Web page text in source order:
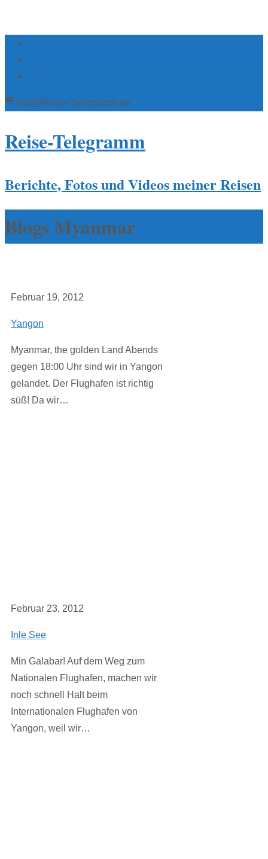
Info@Reise-Telegramm.de
Reise-Telegramm
Berichte, Fotos und Videos meiner Reisen
Blogs Myanmar
Februar 19, 2012
Yangon
Myanmar, the golden Land Abends
gegen 18:00 Uhr sind wir in Yangon
gelandet. Der Flughafen ist richtig
süß! Da wir…
Februar 23, 2012
Inle See
Min Galabar! Auf dem Weg zum
Nationalen Flughafen, machen wir
noch schnell Halt beim
Internationalen Flughafen von
Yangon, weil wir…